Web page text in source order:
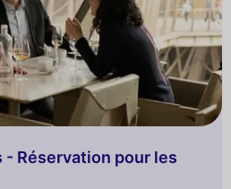
- Réservation pour les